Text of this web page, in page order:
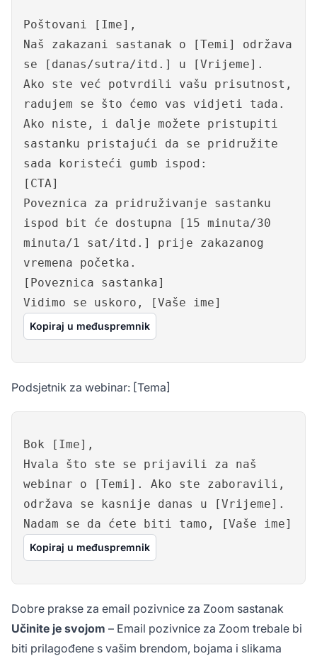
Poštovani [Ime],
Naš zakazani sastanak o [Temi] održava
se [danas/sutra/itd.] u [Vrijeme].
Ako ste već potvrdili vašu prisutnost,
radujem se što ćemo vas vidjeti tada.
Ako niste, i dalje možete pristupiti
sastanku pristajući da se pridružite
sada koristeći gumb ispod:
[CTA]
Poveznica za pridruživanje sastanku
ispod bit će dostupna [15 minuta/30
minuta/1 sat/itd.] prije zakazanog
vremena početka.
[Poveznica sastanka]
Vidimo se uskoro, [Vaše ime]
Kopiraj u međuspremnik
Podsjetnik za webinar: [Tema]
Bok [Ime],
Hvala što ste se prijavili za naš
webinar o [Temi]. Ako ste zaboravili,
održava se kasnije danas u [Vrijeme].
Nadam se da ćete biti tamo, [Vaše ime]
Kopiraj u međuspremnik
Dobre prakse za email pozivnice za Zoom sastanak
Učinite je svojom – Email pozivnice za Zoom trebale bi
biti prilagođene s vašim brendom, bojama i slikama